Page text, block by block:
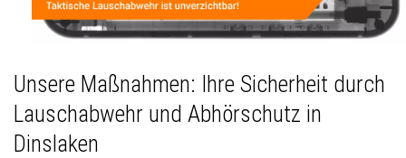
Unsere Maßnahmen: Ihre Sicherheit durch
Lauschabwehr und Abhörschutz in
Dinslaken